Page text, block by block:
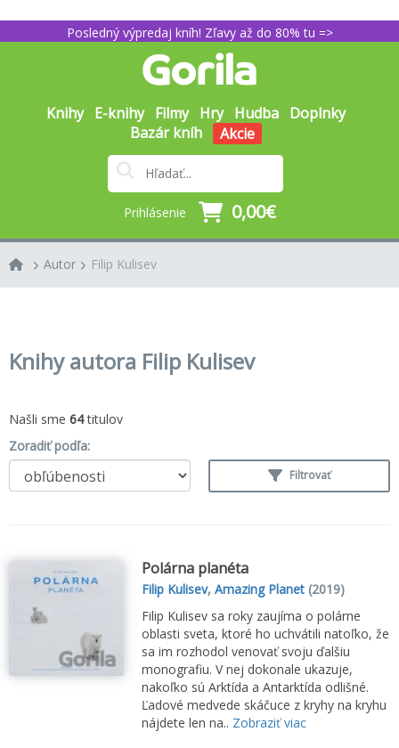
Posledný výpredaj kníh! Zľavy až do 80% tu =>
Knihy E-knihy Filmy Hry Hudba Doplnky
Bazár kníh
Akcie
Prihlásenie 0,00€
Autor Filip Kulisev
Knihy autora Filip Kulisev
Našli sme 64titulov
Zoradiť podľa:
Filtrovať
Polárna planéta
Filip Kulisev,Amazing Planet (2019)
Filip Kulisev sa roky zaujíma o polárne
oblasti sveta, ktoré ho uchvátili natoľko, že
sa im rozhodol venovať svoju ďalšiu
monografiu. V nej dokonale ukazuje,
nakoľko sú Arktída a Antarktída odlišné.
Ľadové medvede skáčuce z kryhy na kryhu
nájdete len na.. Zobraziť viac